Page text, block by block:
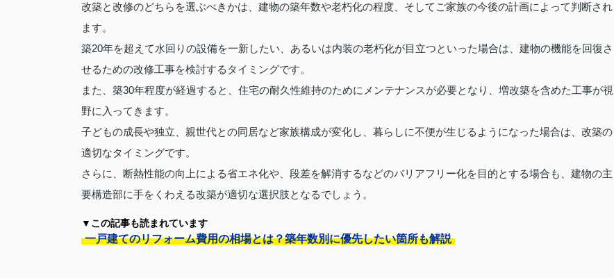
改築と改修のどちらを選ぶべきかは、建物の築年数や老朽化の程度、そしてご家族の今後の計画によって判断され
ます。
築20年を超えて水回りの設備を一新したい、あるいは内装の老朽化が目立つといった場合は、建物の機能を回復さ
せるための改修工事を検討するタイミングです。
また、築30年程度が経過すると、住宅の耐久性維持のためにメンテナンスが必要となり、増改築を含めた工事が視
野に入ってきます。
子どもの成長や独立、親世代との同居など家族構成が変化し、暮らしに不便が生じるようになった場合は、改築の
適切なタイミングです。
さらに、断熱性能の向上による省エネ化や、段差を解消するなどのバリアフリー化を目的とする場合も、建物の主
要構造部に手をくわえる改築が適切な選択肢となるでしょう。
▼この記事も読まれています
一戸建てのリフォーム費用の相場とは？築年数別に優先したい箇所も解説